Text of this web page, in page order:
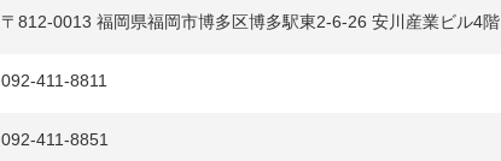
〒812-0013 福岡県福岡市博多区博多駅東2-6-26 安川産業ビル4階
092-411-8811
092-411-8851